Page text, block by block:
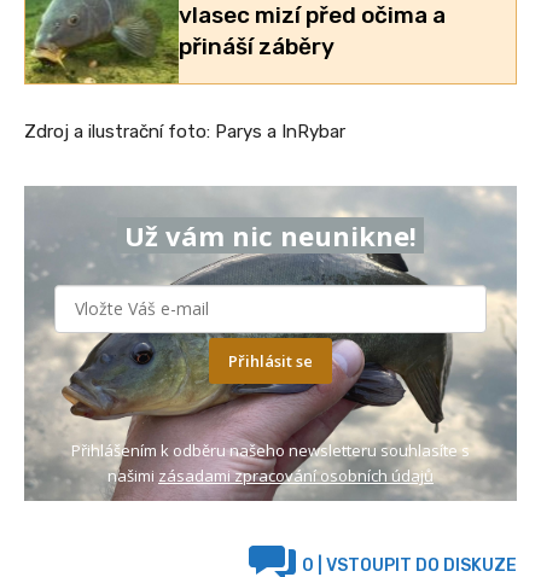
vlasec mizí před očima a
přináší záběry
Zdroj a ilustrační foto: Parys a InRybar
Už vám nic neunikne!
Přihlásit se
Přihlášením k odběru našeho newsletteru souhlasíte s
našimi zásadami zpracování osobních údajů
0 | VSTOUPIT DO DISKUZE